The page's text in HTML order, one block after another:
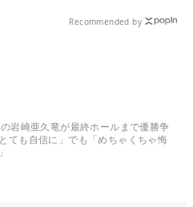
Recommended by
岩崎亜久竜が最終ホールまで優勝争
ても自信に」でも「めちゃくちゃ悔